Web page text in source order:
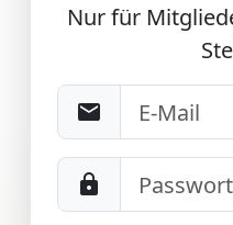
Nur für
email
lock